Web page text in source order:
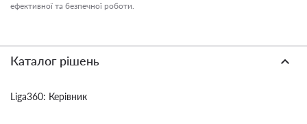
ефективної та безпечної роботи.
Каталог рішень
Liga360: Керівник